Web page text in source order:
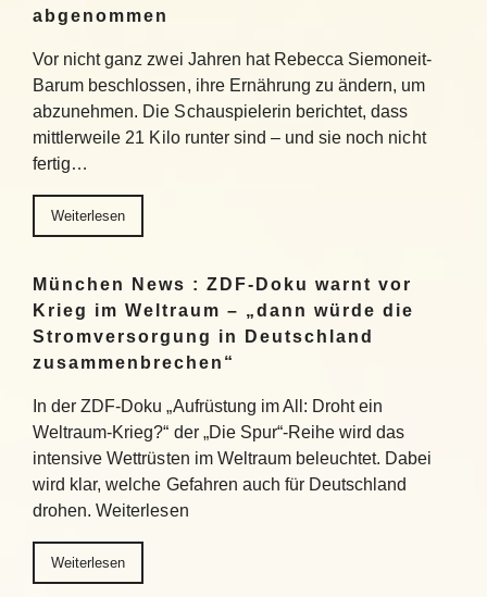
abgenommen
Vor nicht ganz zwei Jahren hat Rebecca Siemoneit-
Barum beschlossen, ihre Ernährung zu ändern, um
abzunehmen. Die Schauspielerin berichtet, dass
mittlerweile 21 Kilo runter sind – und sie noch nicht
fertig…
Weiterlesen
München News : ZDF-Doku warnt vor
Krieg im Weltraum – „dann würde die
Stromversorgung in Deutschland
zusammenbrechen“
In der ZDF-Doku „Aufrüstung im All: Droht ein
Weltraum-Krieg?“ der „Die Spur“-Reihe wird das
intensive Wettrüsten im Weltraum beleuchtet. Dabei
wird klar, welche Gefahren auch für Deutschland
drohen. Weiterlesen
Weiterlesen